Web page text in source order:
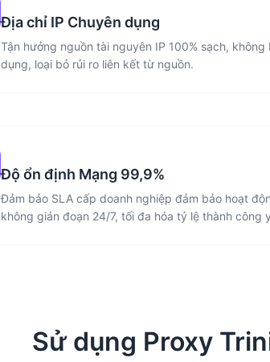
Địa chỉ IP Chuyên dụng
Tận hưởng nguồn tài nguyên IP 100% sạch,
dụng, loại bỏ rủi ro liên kết từ nguồn.
Độ ổn định Mạng 99,9%
Đảm bảo SLA cấp doanh nghiệp đảm bảo hoạt
không gián đoạn 24/7, tối đa hóa tỷ lệ thành công
Sử dụng Proxy